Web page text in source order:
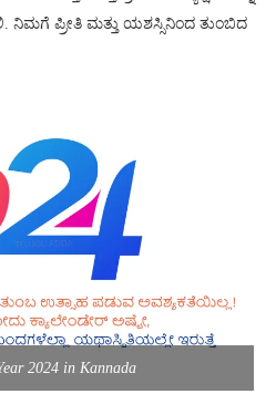
ನಿಮಗೆ ಪ್ರೀತಿ ಮತ್ತು ಯಶಸ್ಸಿನಿಂದ ತುಂಬಿದ
2024 in Kannada